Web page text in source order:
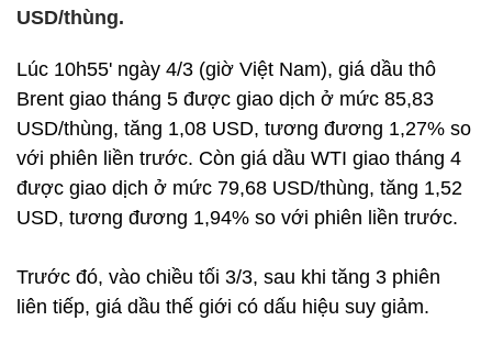
USD/thùng.
Lúc 10h55' ngày 4/3 (giờ Việt Nam), giá dầu thô
Brent giao tháng 5 được giao dịch ở mức 85,83
USD/thùng, tăng 1,08 USD, tương đương 1,27% so
với phiên liền trước. Còn giá dầu WTI giao tháng 4
được giao dịch ở mức 79,68 USD/thùng, tăng 1,52
USD, tương đương 1,94% so với phiên liền trước.
Trước đó, vào chiều tối 3/3, sau khi tăng 3 phiên
liên tiếp, giá dầu thế giới có dấu hiệu suy giảm.